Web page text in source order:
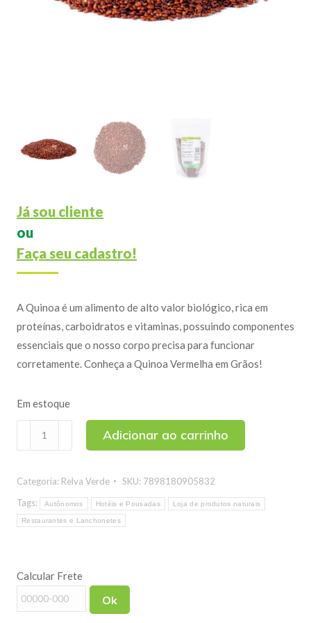
Já sou cliente
ou
Faça seu cadastro!
A Quinoa é um alimento de alto valor biológico, rica em
proteínas, carboidratos e vitaminas, possuindo componentes
essenciais que o nosso corpo precisa para funcionar
corretamente. Conheça a Quinoa Vermelha em Grãos!
Em estoque
Grão
130g
quantidade
Adicionar ao carrinho
Categoria: Relva Verde SKU: 7898180905832
Tags:
Autônomos Hotéis e Pousadas Loja de produtos naturais
Restaurantes e Lanchonetes
Calcular Frete
Ok